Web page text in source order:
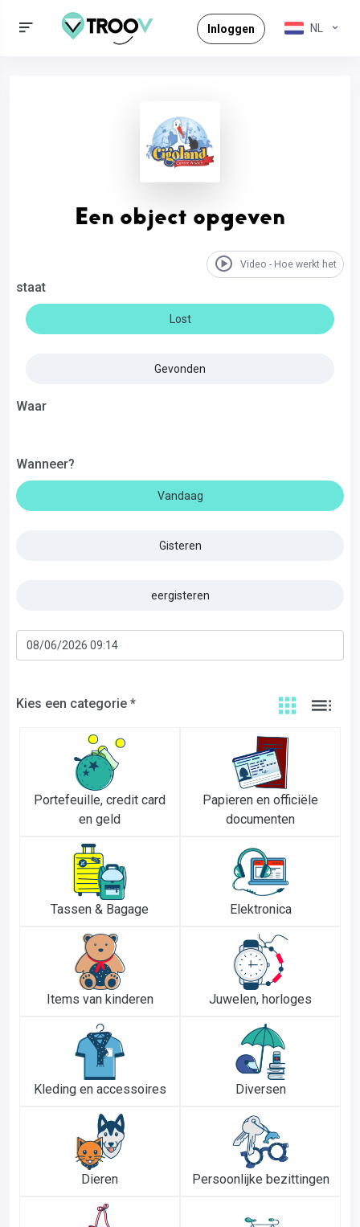
Inloggen NL
Een object opgeven
Video - Hoe werkt het
staat
Lost
Gevonden
Waar
Wanneer?
Vandaag
Gisteren
eergisteren
Kies een categorie *
Portefeuille, credit card
en geld
Papieren en officiële
documenten
Tassen & Bagage Elektronica
Items van kinderen Juwelen, horloges
Kleding en accessoires Diversen
Dieren Persoonlijke bezittingen